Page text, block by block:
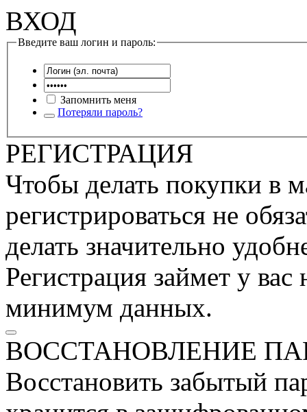
ВХОД
Введите ваш логин и пароль:
Запомнить меня
Потеряли пароль?
РЕГИСТРАЦИЯ
Чтобы делать покупки в
регистрироваться не
делать значительно
Регистрация займет у
минимум данных.
ВОССТАНОВЛЕНИЕ
Восстановить забытый